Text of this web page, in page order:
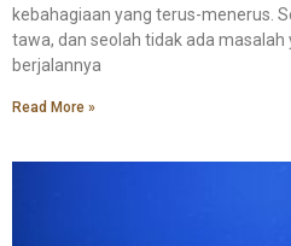
kebahagiaan yang terus-menerus.
tawa, dan seolah tidak ada masalah
berjalannya
Read More »